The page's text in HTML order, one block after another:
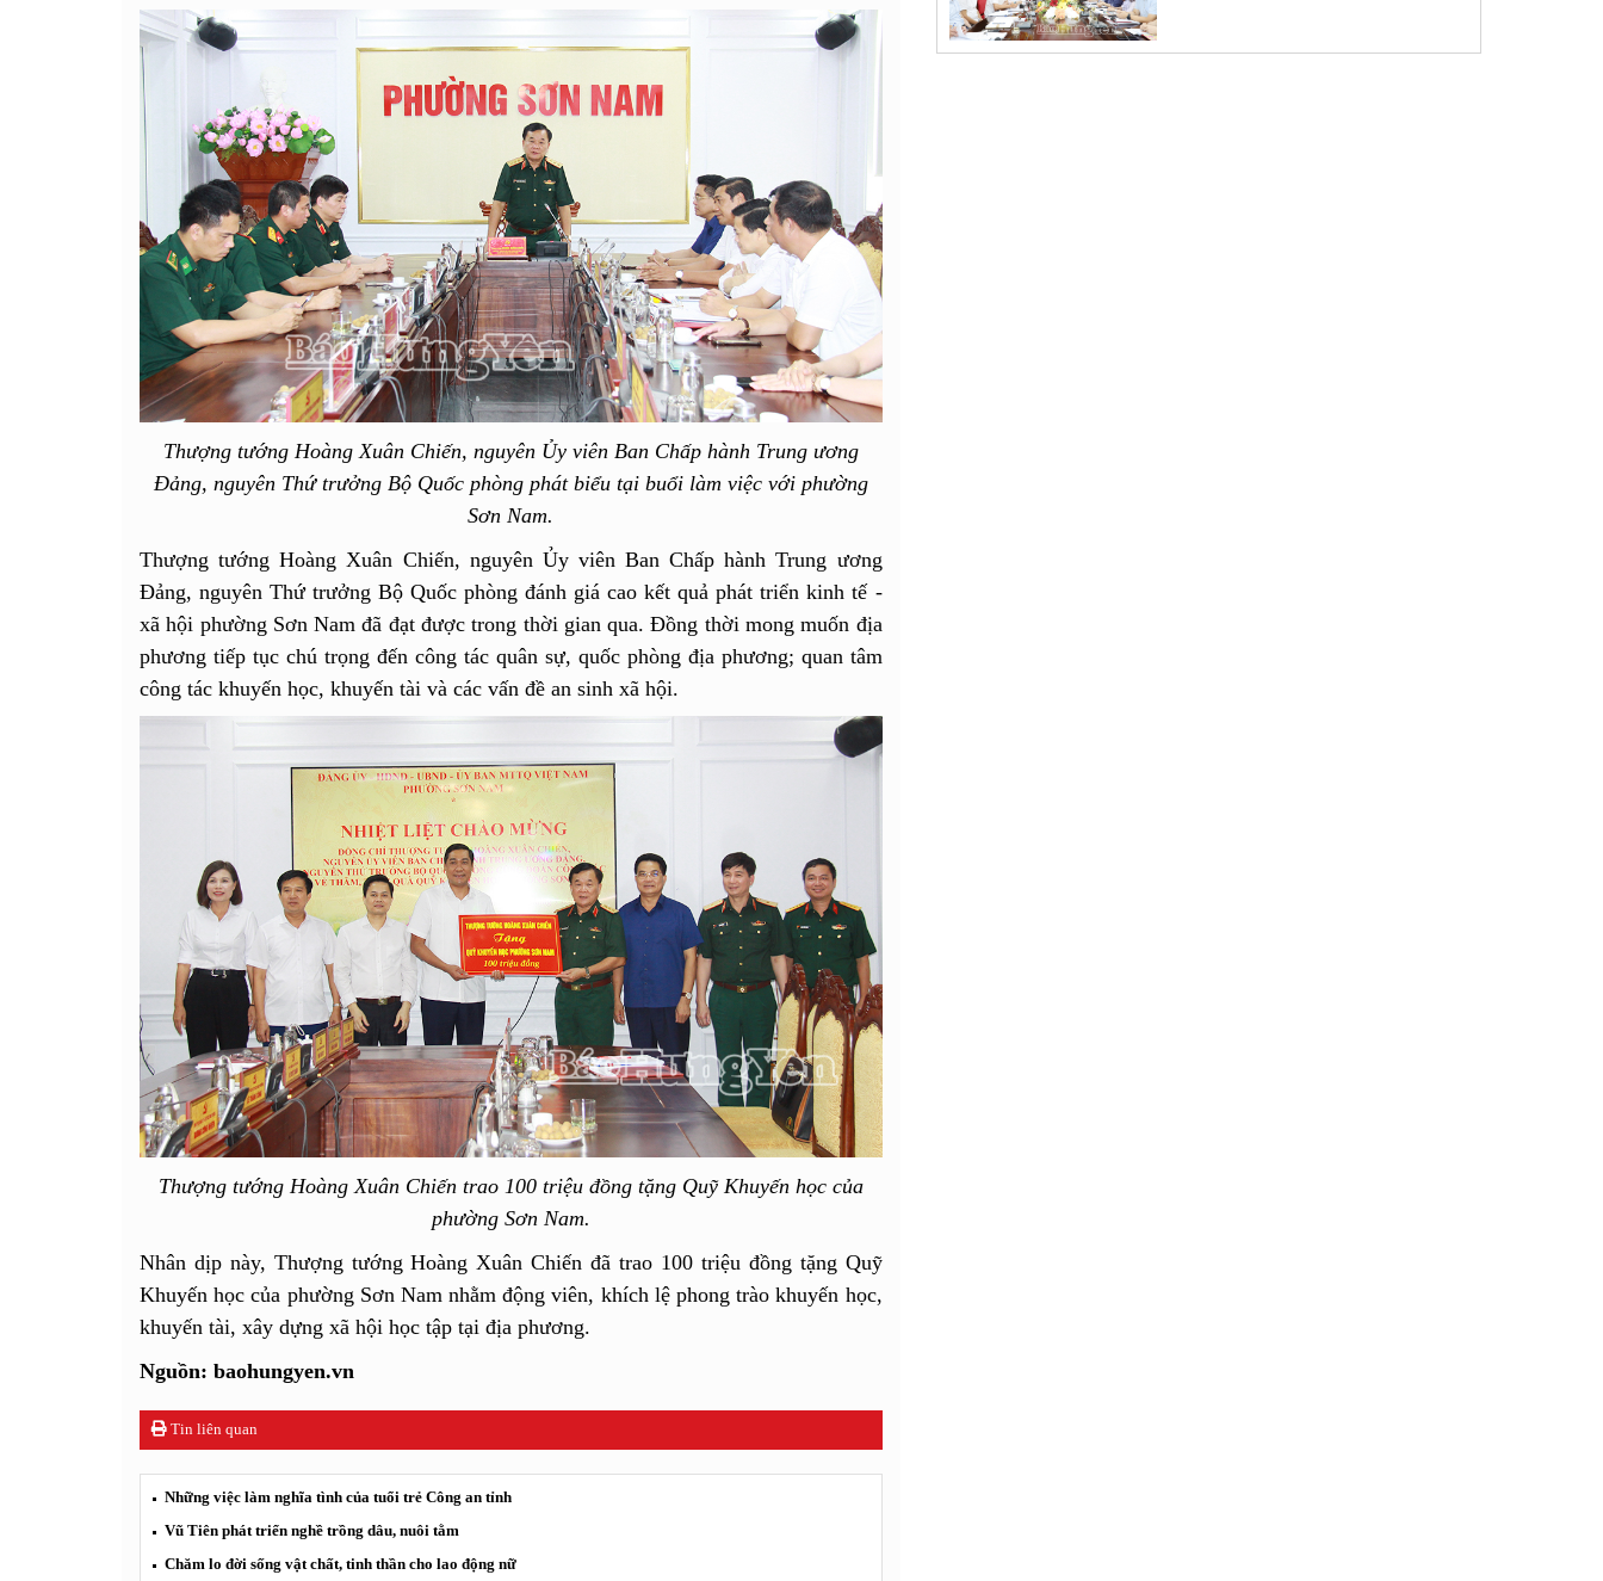
Thượng tướng Hoàng Xuân Chiến, nguyên Ủy viên Ban Chấp hành Trung ương
Đảng, nguyên Thứ trưởng Bộ Quốc phòng phát biểu tại buổi làm việc với phường
Sơn Nam.
Thượng tướng Hoàng Xuân Chiến, nguyên Ủy viên Ban Chấp hành Trung ương
Đảng, nguyên Thứ trưởng Bộ Quốc phòng đánh giá cao kết quả phát triển kinh tế -
xã hội phường Sơn Nam đã đạt được trong thời gian qua. Đồng thời mong muốn địa
phương tiếp tục chú trọng đến công tác quân sự, quốc phòng địa phương; quan tâm
công tác khuyến học, khuyến tài và các vấn đề an sinh xã hội.
Thượng tướng Hoàng Xuân Chiến trao 100 triệu đồng tặng Quỹ Khuyến học của
phường Sơn Nam.
Nhân dịp này, Thượng tướng Hoàng Xuân Chiến đã trao 100 triệu đồng tặng Quỹ
Khuyến học của phường Sơn Nam nhằm động viên, khích lệ phong trào khuyến học,
khuyến tài, xây dựng xã hội học tập tại địa phương.
Nguồn: baohungyen.vn
Tin liên quan
Những việc làm nghĩa tình của tuổi trẻ Công an tỉnh
Vũ Tiên phát triển nghề trồng dâu, nuôi tằm
Chăm lo đời sống vật chất, tinh thần cho lao động nữ